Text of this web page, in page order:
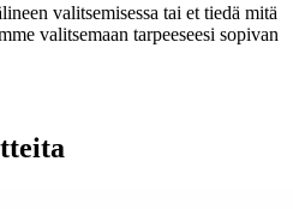
valitsemisessa tai et tiedä mitä
valitsemaan tarpeeseesi sopivan